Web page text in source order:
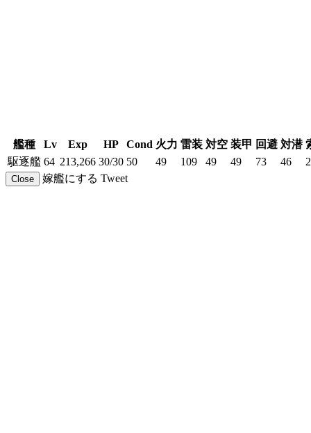
艦種 Lv Exp HP Cond 火力 雷装 対空 装甲 回避 対潜
駆逐艦 64 213,266 30/30 50 49 109 49 49 73 46
Close 嫁艦にする Tweet